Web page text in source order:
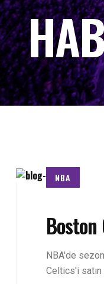
NBA
NBA'de
Celtics'i